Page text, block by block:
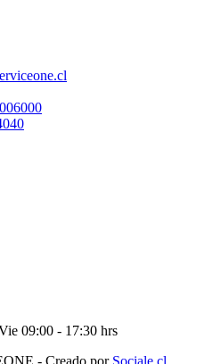
09:00 - 17:30 hrs
- Creado por Sociale.cl